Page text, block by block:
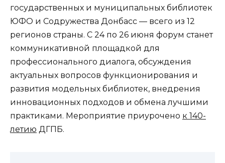
государственных и муниципальных библиотек
ЮФО и Содружества Донбасс — всего из 12
регионов страны. С 24 по 26 июня форум станет
коммуникативной площадкой для
профессионального диалога, обсуждения
актуальных вопросов функционирования и
развития модельных библиотек, внедрения
инновационных подходов и обмена лучшими
практиками. Мероприятие приурочено к 140-
летию ДГПБ.